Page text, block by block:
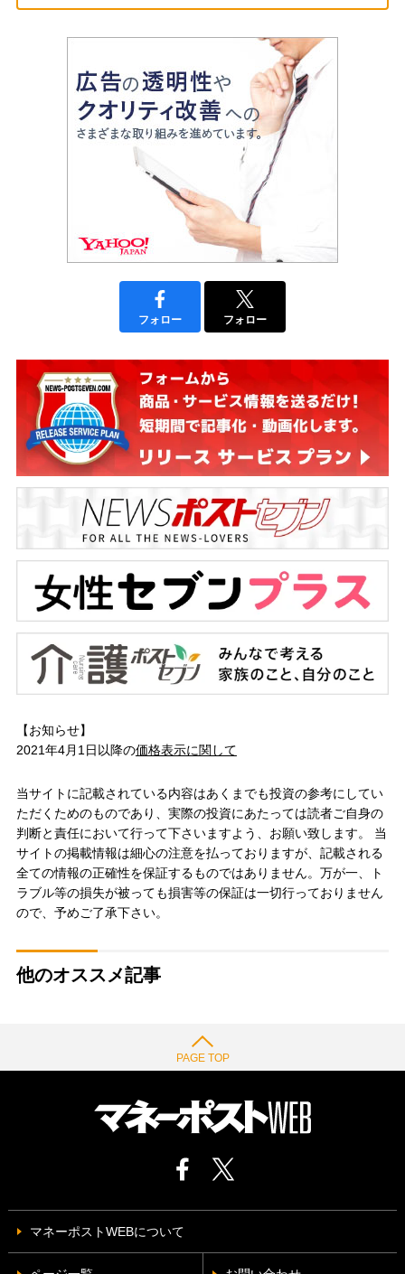
フォロー フォロー
【お知らせ】
2021年4月1日以降の価格表示に関して
当サイトに記載されている内容はあくまでも投資の参考にしてい
ただくためのものであり、実際の投資にあたっては読者ご自身の
判断と責任において行って下さいますよう、お願い致します。 当
サイトの掲載情報は細心の注意を払っておりますが、記載される
全ての情報の正確性を保証するものではありません。万が一、ト
ラブル等の損失が被っても損害等の保証は一切行っておりません
ので、予めご了承下さい。
他のオススメ記事
PAGE TOP
マネーポストWEBについて